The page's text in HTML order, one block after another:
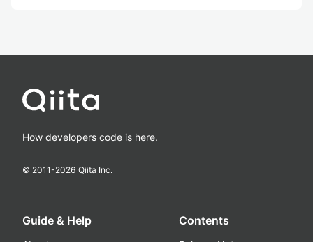
How developers code is here.
© 2011-2026 Qiita Inc.
Guide & Help Contents